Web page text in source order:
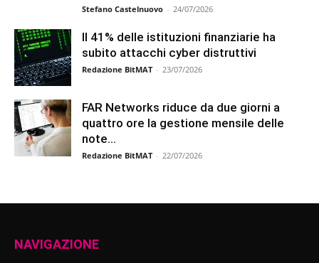
Stefano Castelnuovo - 24/07/2026
Il 41% delle istituzioni finanziarie ha
subito attacchi cyber distruttivi
Redazione BitMAT - 23/07/2026
FAR Networks riduce da due giorni a
quattro ore la gestione mensile delle
note...
Redazione BitMAT - 22/07/2026
NAVIGAZIONE